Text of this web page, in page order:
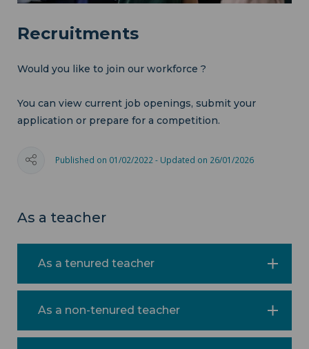
Recruitments
Would you like to join our workforce ?
You can view current job openings, submit your
application or prepare for a competition.
Published on 01/02/2022 - Updated on 26/01/2026
As a teacher
As a tenured teacher
As a non-tenured teacher